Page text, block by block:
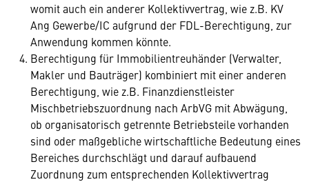
womit auch ein anderer Kollektivvertrag, wie z.B. KV
Ang Gewerbe/IC aufgrund der FDL-Berechtigung, zur
Anwendung kommen könnte.
Berechtigung für Immobilientreuhänder (Verwalter,
Makler und Bauträger) kombiniert mit einer anderen
Berechtigung, wie z.B. Finanzdienstleister
Mischbetriebszuordnung nach ArbVG mit Abwägung,
ob organisatorisch getrennte Betriebsteile vorhanden
sind oder maßgebliche wirtschaftliche Bedeutung eines
Bereiches durchschlägt und darauf aufbauend
Zuordnung zum entsprechenden Kollektivvertrag